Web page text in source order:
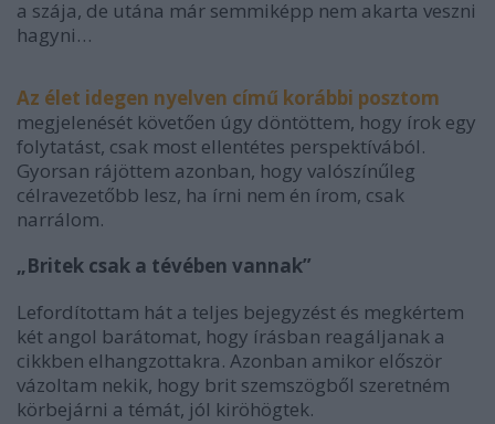
a szája, de utána már semmiképp nem akarta veszni
hagyni…
Az élet idegen nyelven című korábbi posztom
megjelenését követően úgy döntöttem, hogy írok egy
folytatást, csak most ellentétes perspektívából.
Gyorsan rájöttem azonban, hogy valószínűleg
célravezetőbb lesz, ha írni nem én írom, csak
narrálom.
„Britek csak a tévében vannak”
Lefordítottam hát a teljes bejegyzést és megkértem
két angol barátomat, hogy írásban reagáljanak a
cikkben elhangzottakra. Azonban amikor először
vázoltam nekik, hogy brit szemszögből szeretném
körbejárni a témát, jól kiröhögtek.